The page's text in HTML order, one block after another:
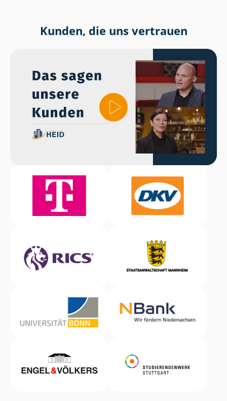
Kunden, die uns vertrauen